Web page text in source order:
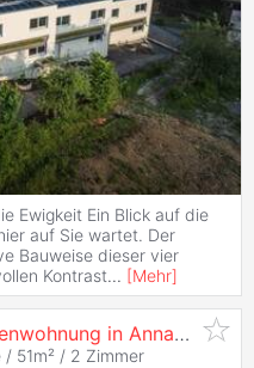
Ewigkeit Ein Blick auf die
auf Sie wartet. Der
Bauweise dieser vier
Kontrast... [Mehr]
Optimale Single- oder Pärchenwohnung in Annabichl
/ 51m² / 2 Zimmer